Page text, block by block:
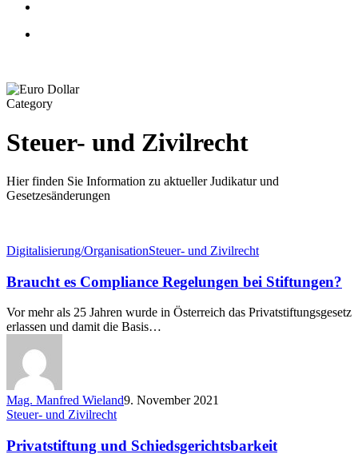
Category
Steuer- und Zivilrecht
Hier finden Sie Information zu aktueller Judikatur und
Gesetzesänderungen
Braucht
Compliance
Regelungen
bei
Stiftungen?
Digitalisierung/OrganisationSteuer- und Zivilrecht
Braucht es Compliance Regelungen bei Stiftungen?
Vor mehr als 25 Jahren wurde in Österreich das Privatstiftungsgesetz
erlassen und damit die Basis…
Mag. Manfred Wieland9. November 2021
Privatstiftung
Schiedsgerichtsbarkeit
Steuer- und Zivilrecht
Privatstiftung und Schiedsgerichtsbarkeit